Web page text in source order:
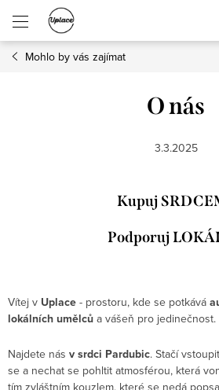
Přejít na obsah
Mohlo by vás zajímat
O nás
3.3.2025
Kupuj
Podporuj
Vítej v Uplace - prostoru, kde se potkává
lokálních umělců a vášeň pro jedinečnost.
Najdete nás v srdci Pardubic. Stačí
se a nechat se pohltit atmosférou, která
tím zvláštním kouzlem, které se nedá